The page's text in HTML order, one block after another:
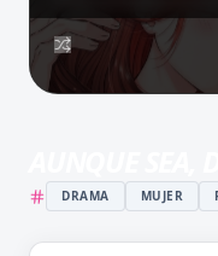
DRAMA MUJER